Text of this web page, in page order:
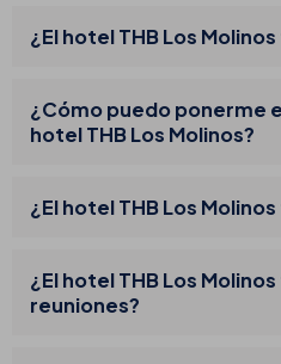
¿El hotel THB Los
¿Cómo puedo ponerme
hotel THB Los Molinos?
¿El hotel THB Los
¿El hotel THB Los
reuniones?